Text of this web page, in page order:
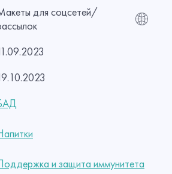
для соцсетей/
и защита иммунитета